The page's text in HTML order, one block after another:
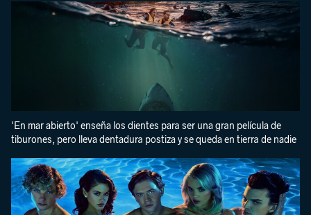
'En mar abierto' enseña los dientes para ser una gran película de
tiburones, pero lleva dentadura postiza y se queda en tierra de nadie